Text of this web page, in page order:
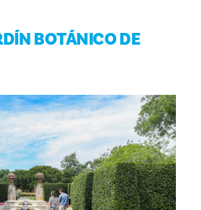
BOTÁNICO DE